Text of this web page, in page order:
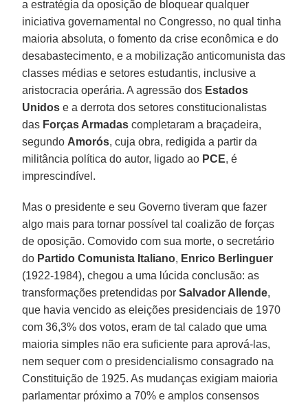
a estratégia da oposição de bloquear qualquer
iniciativa governamental no Congresso, no qual tinha
maioria absoluta, o fomento da crise econômica e do
desabastecimento, e a mobilização anticomunista das
classes médias e setores estudantis, inclusive a
aristocracia operária. A agressão dos Estados
Unidos e a derrota dos setores constitucionalistas
das Forças Armadas completaram a braçadeira,
segundo Amorós, cuja obra, redigida a partir da
militância política do autor, ligado ao PCE, é
imprescindível.
Mas o presidente e seu Governo tiveram que fazer
algo mais para tornar possível tal coalizão de forças
de oposição. Comovido com sua morte, o secretário
do Partido Comunista Italiano, Enrico Berlinguer
(1922-1984), chegou a uma lúcida conclusão: as
transformações pretendidas porSalvador Allende,
que havia vencido as eleições presidenciais de 1970
com 36,3% dos votos, eram de tal calado que uma
maioria simples não era suficiente para aprová-las,
nem sequer com o presidencialismo consagrado na
Constituição de 1925. As mudanças exigiam maioria
parlamentar próximo a 70% e amplos consensos